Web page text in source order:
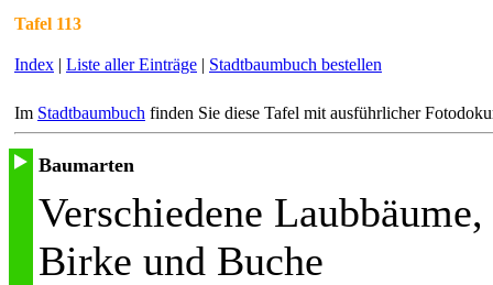
Tafel 113
Index | Liste aller Einträge | Stadtbaumbuch bestellen
Im Stadtbaumbuch finden Sie diese Tafel mit ausführlicher
Baumarten
Verschiedene
Birke und Buche